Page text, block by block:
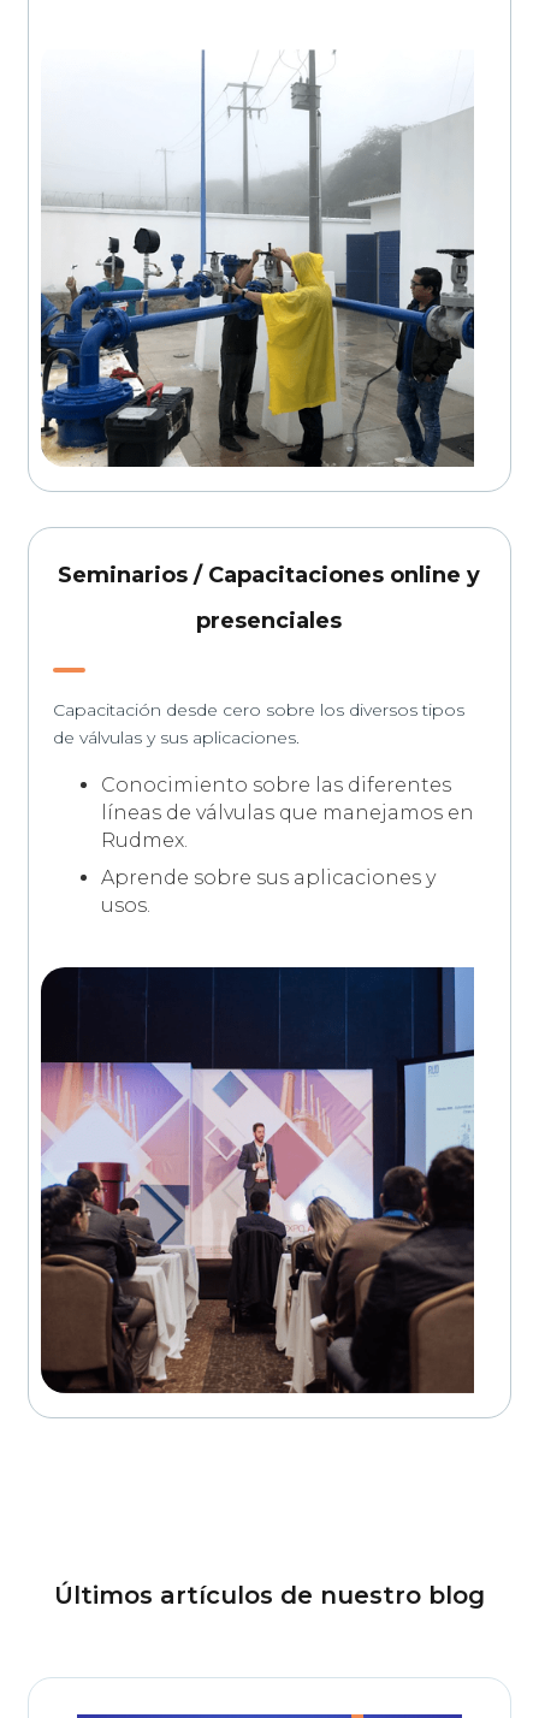
Seminarios / Capacitaciones online y
presenciales
Capacitación desde cero sobre los diversos tipos
de válvulas y sus aplicaciones.
Conocimiento sobre las diferentes
líneas de válvulas que manejamos en
Rudmex.
Aprende sobre sus aplicaciones y
usos.
Últimos artículos de nuestro blog